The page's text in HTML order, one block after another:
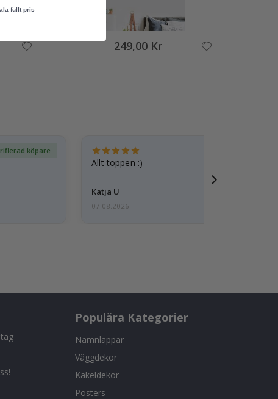
249,00 Kr
köpare
Allt toppen :)
Katja U
07.08.2026
Populära Kategorier
Namnlappar
Väggdekor
Kakeldekor
Posters
fullt pris